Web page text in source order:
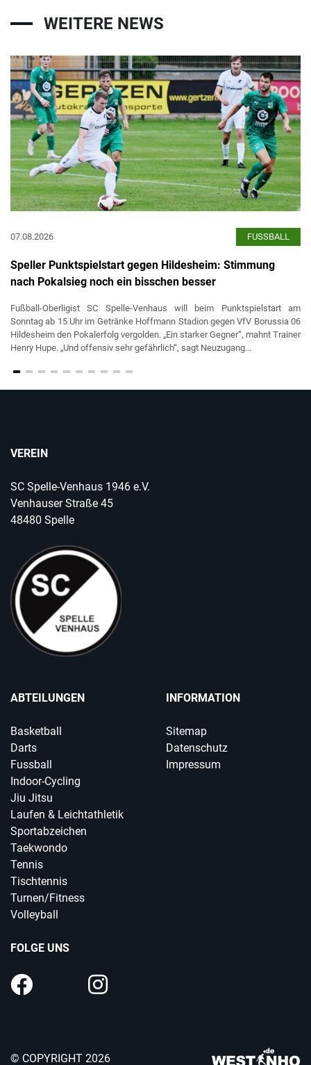
WEITERE NEWS
07.08.2026 FUSSBALL
Speller Punktspielstart gegen Hildesheim: Stimmung
nach Pokalsieg noch ein bisschen besser
Fußball-Oberligist SC Spelle-Venhaus will beim Punktspielstart am
Sonntag ab 15 Uhr im Getränke Hoffmann Stadion gegen VfV Borussia 06
Hildesheim den Pokalerfolg vergolden. „Ein starker Gegner“, mahnt Trainer
Henry Hupe. „Und offensiv sehr gefährlich“, sagt Neuzugang...
VEREIN
SC Spelle-Venhaus 1946 e.V.
Venhauser Straße 45
48480 Spelle
ABTEILUNGEN
Basketball
Darts
Fussball
Indoor-Cycling
Jiu Jitsu
Laufen & Leichtathletik
Sportabzeichen
Taekwondo
Tennis
Tischtennis
Turnen/Fitness
Volleyball
INFORMATION
Sitemap
Datenschutz
Impressum
FOLGE UNS
© COPYRIGHT 2026